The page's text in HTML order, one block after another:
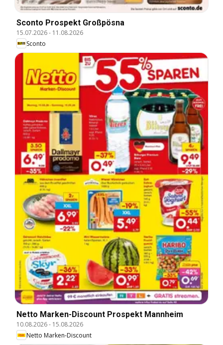
Sconto Prospekt Großpösna
15.07.2026- 11.08.2026
Sconto
Netto Marken-Discount Prospekt Mannheim
10.08.2026- 15.08.2026
Netto Marken-Discount